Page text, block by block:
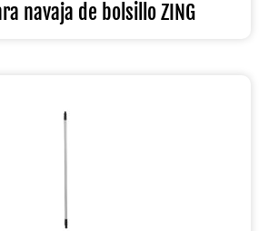
navaja de bolsillo ZING